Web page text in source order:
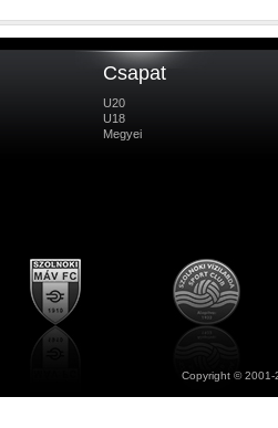
Csapat
U20
U18
Megyei
Copyright ©